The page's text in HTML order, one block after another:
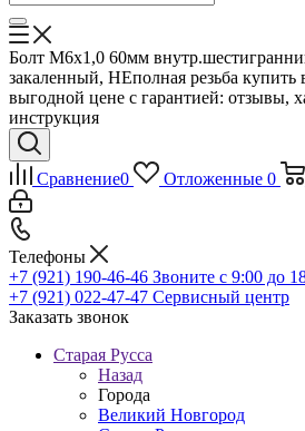
Болт M6х1,0 60мм
закаленный, НЕполная резьба купить
выгодной цене с гарантией: отзывы,
инструкция
Сравнение0 Отложенные 0
Телефоны
+7 (921) 190-46-46 Звоните с 9:00 до
+7 (921) 022-47-47 Сервисный центр
Заказать звонок
Старая Русса
Назад
Города
Великий Новгород